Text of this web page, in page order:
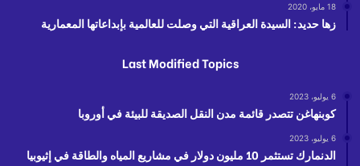
18 مايو، 2020
زها حديد: السيدة العراقية التي وصلت للعالمية بإبداعاتها المعمارية
Last Modified Topics
6 يوليو، 2023
كوبنهاغن تتصدر قائمة مدن النقل الصديقة للبيئة في أوروبا
6 يوليو، 2023
الدنمارك تستثمر 10 مليون دولار في مشاريع المياه والطاقة في إثيوبيا